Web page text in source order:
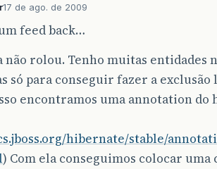
17 de ago. de 2009
feed back…
não rolou. Tenho muitas entidades
só para conseguir fazer a
encontramos uma annotation do
hibernate/stable/
) Com ela conseguimos colocar